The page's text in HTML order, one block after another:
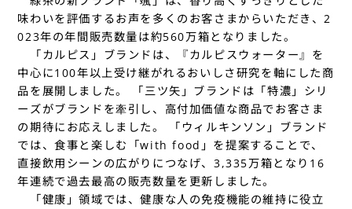
味わいを評価するお声を多くのお客さまからいただき、2
023年の年間販売数量は約560万箱となりました。
「カルピス」ブランドは、『カルピスウォーター』を
中心に100年以上受け継がれるおいしさ研究を軸にした商
品を展開しました。 「三ツ矢」ブランドは「特濃」シリ
ーズがブランドを牽引し、高付加価値な商品でお客さま
の期待にお応えしました。 「ウィルキンソン」ブランド
では、食事と楽しむ「with food」を提案することで、
直接飲用シーンの広がりにつなげ、3,335万箱となり16
年連続で過去最高の販売数量を更新しました。
「健康」領域では、健康な人の免疫機能の維持に役立